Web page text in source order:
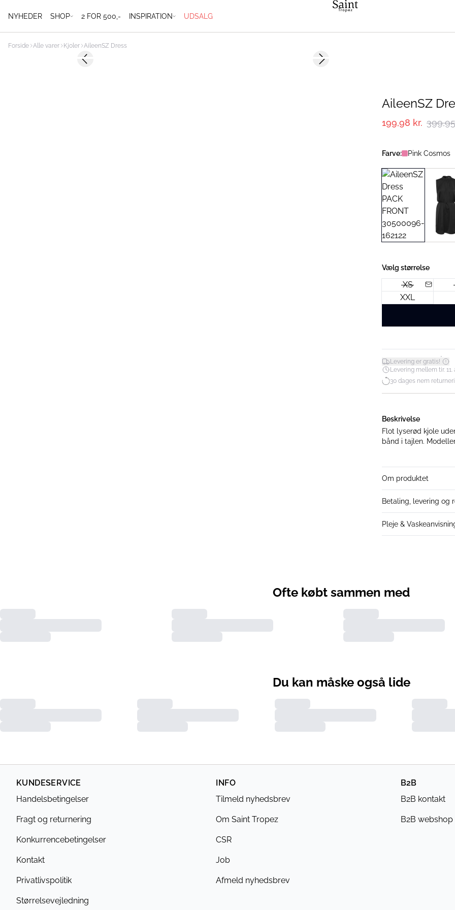
NYHEDER SHOP 2 FOR 500,- INSPIRATION UDSALG
Forside Alle varer Kjoler AileenSZ Dress
-50%Previous slide Next slide
AileenSZ
199,98 kr.
Farve: Pink Cosmos
Vælg størrelse
XS
XXL
Levering er gratis!*
Levering mellem tir. 11.
30 dages nem
Beskrivelse
Flot lyserød kjole
bånd i
Om produktet
Betaling, levering og
Pleje &
Ofte købt sammen med
Du kan måske også lide
KUNDESERVICE
Handelsbetingelser
Fragt og returnering
Konkurrencebetingelser
Kontakt
Privatlivspolitik
Størrelsevejledning
INFO
Tilmeld nyhedsbrev
Om Saint Tropez
CSR
Job
Afmeld nyhedsbrev
B2B
B2B kontakt
B2B webshop